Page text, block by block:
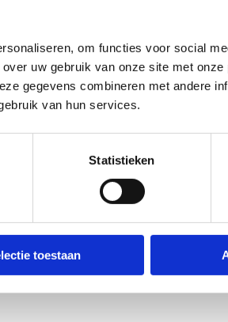
om functies voor social
uw gebruik van onze site met
gegevens combineren met andere
van hun services.
Statistieken
toestaan